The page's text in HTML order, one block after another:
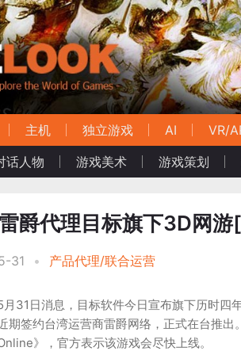
主机 独立游戏 AI VR/
话人物 游戏美术 游戏策划
爵代理目标旗下3D网
31 • 产品代理/联合运营
月31日消息，目标软件今日宣布旗下历时四
期签约台湾运营商雷爵网络，正式在台推
》，官方表示该游戏会尽快上线。